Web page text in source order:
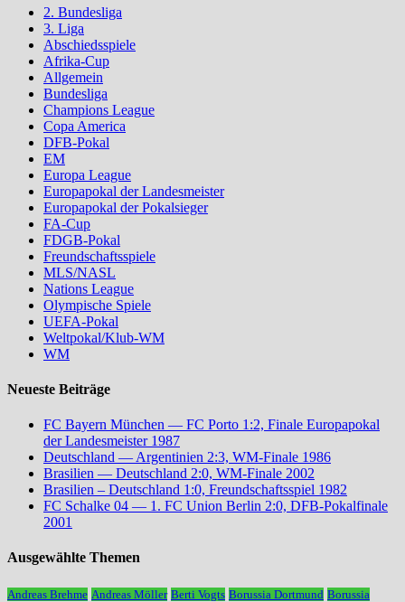
2. Bundesliga
3. Liga
Abschiedsspiele
Afrika-Cup
Allgemein
Bundesliga
Champions League
Copa America
DFB-Pokal
EM
Europa League
Europapokal der Landesmeister
Europapokal der Pokalsieger
FA-Cup
FDGB-Pokal
Freundschaftsspiele
MLS/NASL
Nations League
Olympische Spiele
UEFA-Pokal
Weltpokal/Klub-WM
WM
Neueste Beiträge
FC Bayern München — FC Porto 1:2, Finale Europapokal
der Landesmeister 1987
Deutschland — Argentinien 2:3, WM-Finale 1986
Brasilien — Deutschland 2:0, WM-Finale 2002
Brasilien – Deutschland 1:0, Freundschaftsspiel 1982
FC Schalke 04 — 1. FC Union Berlin 2:0, DFB-Pokalfinale
2001
Ausgewählte Themen
Andreas Brehme Andreas Möller Berti Vogts Borussia Dortmund Borussia